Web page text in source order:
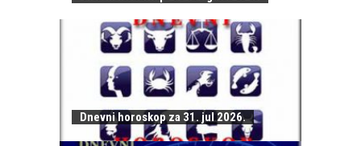
Dnevni horoskop za 31. jul 2026.